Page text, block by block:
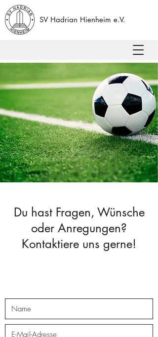
SV Hadrian Hienheim e.V.
Du hast Fragen, Wünsche
oder Anregungen?
Kontaktiere uns gerne!